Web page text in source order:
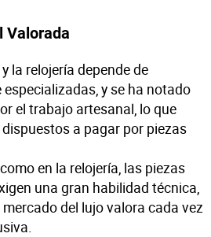
Valorada
la relojería depende de
y se ha notado
el trabajo artesanal, lo que
a pagar por piezas
en la relojería, las piezas
una gran habilidad técnica,
del lujo valora cada vez